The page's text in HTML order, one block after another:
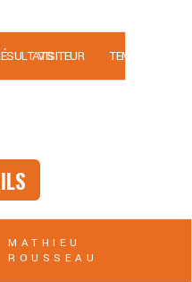
VISITEUR TEMPS
MATHIEU
ROUSSEAU